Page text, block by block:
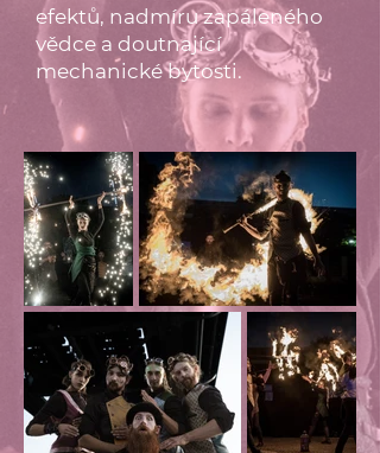
efektů, nadmíru zapáleného
vědce a doutnající
mechanické bytosti.